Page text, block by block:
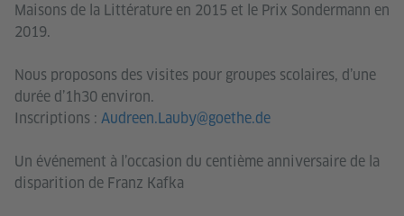
Maisons de la Littérature en 2015 et le Prix Sondermann en
2019.
Nous proposons des visites pour groupes scolaires, d’une
durée d’1h30 environ.
Inscriptions : Audreen.Lauby@goethe.de
Un événement à l’occasion du centième anniversaire de la
disparition de Franz Kafka